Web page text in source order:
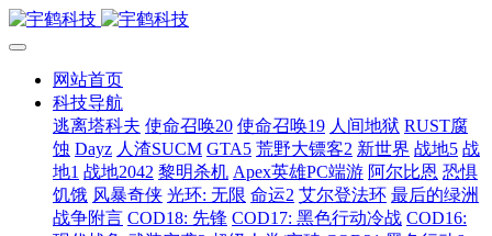
网站首页
科技导航
逃离塔科夫 使命召唤20 使命召唤19 人间地狱 RUST腐
蚀 Dayz 人渣SUCM GTA5 荒野大镖客2 新世界 战地5 战
地1 战地2042 黎明杀机 Apex英雄PC端游 阿尔比恩 恐惧
饥饿 风暴奇侠 光环: 无限 命运2 艾尔登法环 最后的绿洲
战争附言 COD18: 先锋 COD17: 黑色行动冷战 COD16: